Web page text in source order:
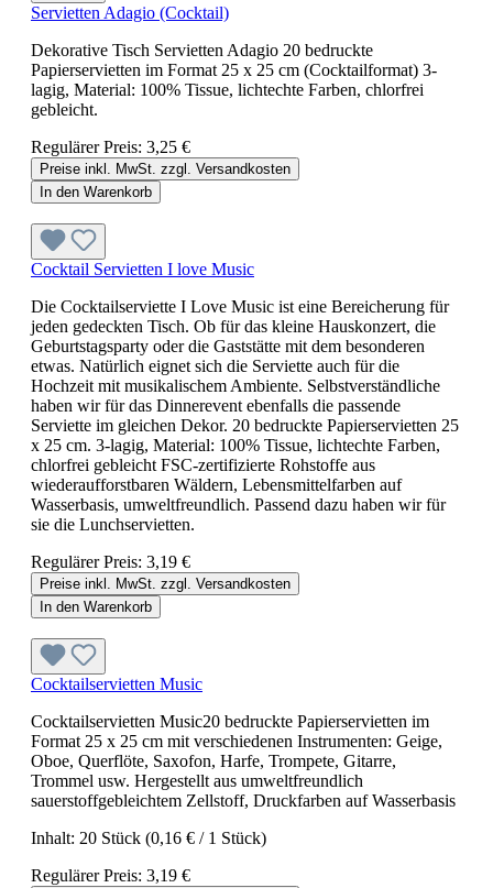
Servietten Adagio (Cocktail)
Dekorative Tisch Servietten Adagio 20 bedruckte
Papierservietten im Format 25 x 25 cm (Cocktailformat) 3-
lagig, Material: 100% Tissue, lichtechte Farben, chlorfrei
gebleicht.
Regulärer Preis: 3,25 €
Preise inkl. MwSt. zzgl. Versandkosten
In den Warenkorb
Cocktail Servietten I love Music
Die Cocktailserviette I Love Music ist eine Bereicherung für
jeden gedeckten Tisch. Ob für das kleine Hauskonzert, die
Geburtstagsparty oder die Gaststätte mit dem besonderen
etwas. Natürlich eignet sich die Serviette auch für die
Hochzeit mit musikalischem Ambiente. Selbstverständliche
haben wir für das Dinnerevent ebenfalls die passende
Serviette im gleichen Dekor. 20 bedruckte Papierservietten 25
x 25 cm. 3-lagig, Material: 100% Tissue, lichtechte Farben,
chlorfrei gebleicht FSC-zertifizierte Rohstoffe aus
wiederaufforstbaren Wäldern, Lebensmittelfarben auf
Wasserbasis, umweltfreundlich. Passend dazu haben wir für
sie die Lunchservietten.
Regulärer Preis: 3,19 €
Preise inkl. MwSt. zzgl. Versandkosten
In den Warenkorb
Cocktailservietten Music
Cocktailservietten Music20 bedruckte Papierservietten im
Format 25 x 25 cm mit verschiedenen Instrumenten: Geige,
Oboe, Querflöte, Saxofon, Harfe, Trompete, Gitarre,
Trommel usw. Hergestellt aus umweltfreundlich
sauerstoffgebleichtem Zellstoff, Druckfarben auf Wasserbasis
Inhalt: 20 Stück (0,16 € / 1 Stück)
Regulärer Preis: 3,19 €